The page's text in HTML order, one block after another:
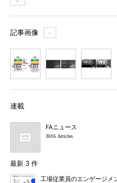
記事画像 ＋
連載
FAニュース
3016 Articles
最新 3 件
工場従業員のエンゲージメ